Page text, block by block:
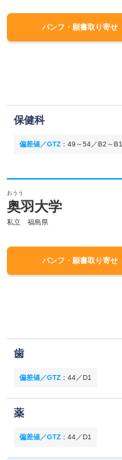
パンフ・願書取り寄せ
保健科
偏差値／GTZ ： 49～54／B2～B1
おうう
奥羽大学
私立 福島県
パンフ・願書取り寄せ
歯
偏差値／GTZ ： 44／D1
薬
偏差値／GTZ ： 44／D1